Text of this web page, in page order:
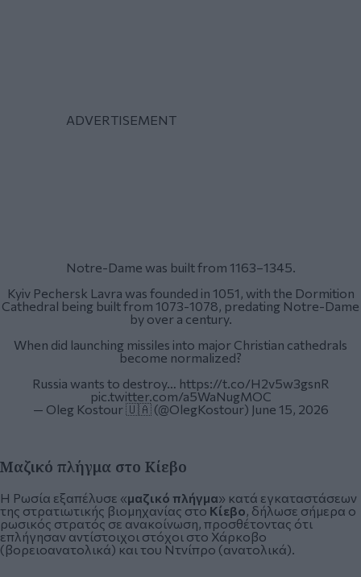
Notre-Dame was built from 1163–1345.
Kyiv Pechersk Lavra was founded in 1051, with the Dormition
Cathedral being built from 1073-1078, predating Notre-Dame
by over a century.
When did launching missiles into major Christian cathedrals
become normalized?
Russia wants to destroy…
https://t.co/H2v5w3gsnR
pic.twitter.com/a5WaNugMOC
— Oleg Kostour 🇺🇦 (@OlegKostour) June 15, 2026
Μαζικό πλήγμα στο Κίεβο
Η Ρωσία εξαπέλυσε «μαζικό πλήγμα» κατά εγκαταστάσεων
της στρατιωτικής βιομηχανίας στο Κίεβο, δήλωσε σήμερα ο
ρωσικός στρατός σε ανακοίνωση, προσθέτοντας ότι
επλήγησαν αντίστοιχοι στόχοι στο Χάρκοβο
(βορειοανατολικά) και του Ντνίπρο (ανατολικά).